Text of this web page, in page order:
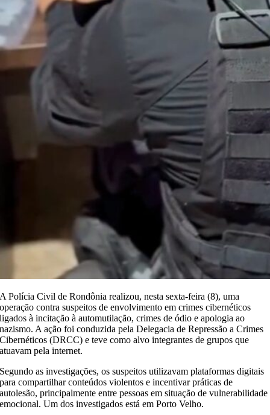
A Polícia Civil de Rondônia realizou, nesta sexta-feira (8), uma
operação contra suspeitos de envolvimento em crimes cibernéticos
ligados à incitação à automutilação, crimes de ódio e apologia ao
nazismo. A ação foi conduzida pela Delegacia de Repressão a Crimes
Cibernéticos (DRCC) e teve como alvo integrantes de grupos que
atuavam pela internet.
Segundo as investigações, os suspeitos utilizavam plataformas digitais
para compartilhar conteúdos violentos e incentivar práticas de
autolesão, principalmente entre pessoas em situação de vulnerabilidade
emocional. Um dos investigados está em Porto Velho.